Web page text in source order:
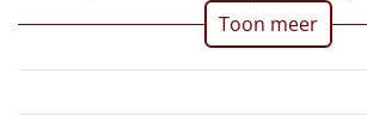
Personeel
Toon meer